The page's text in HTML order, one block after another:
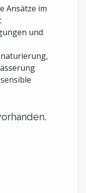
Ansätze im
und